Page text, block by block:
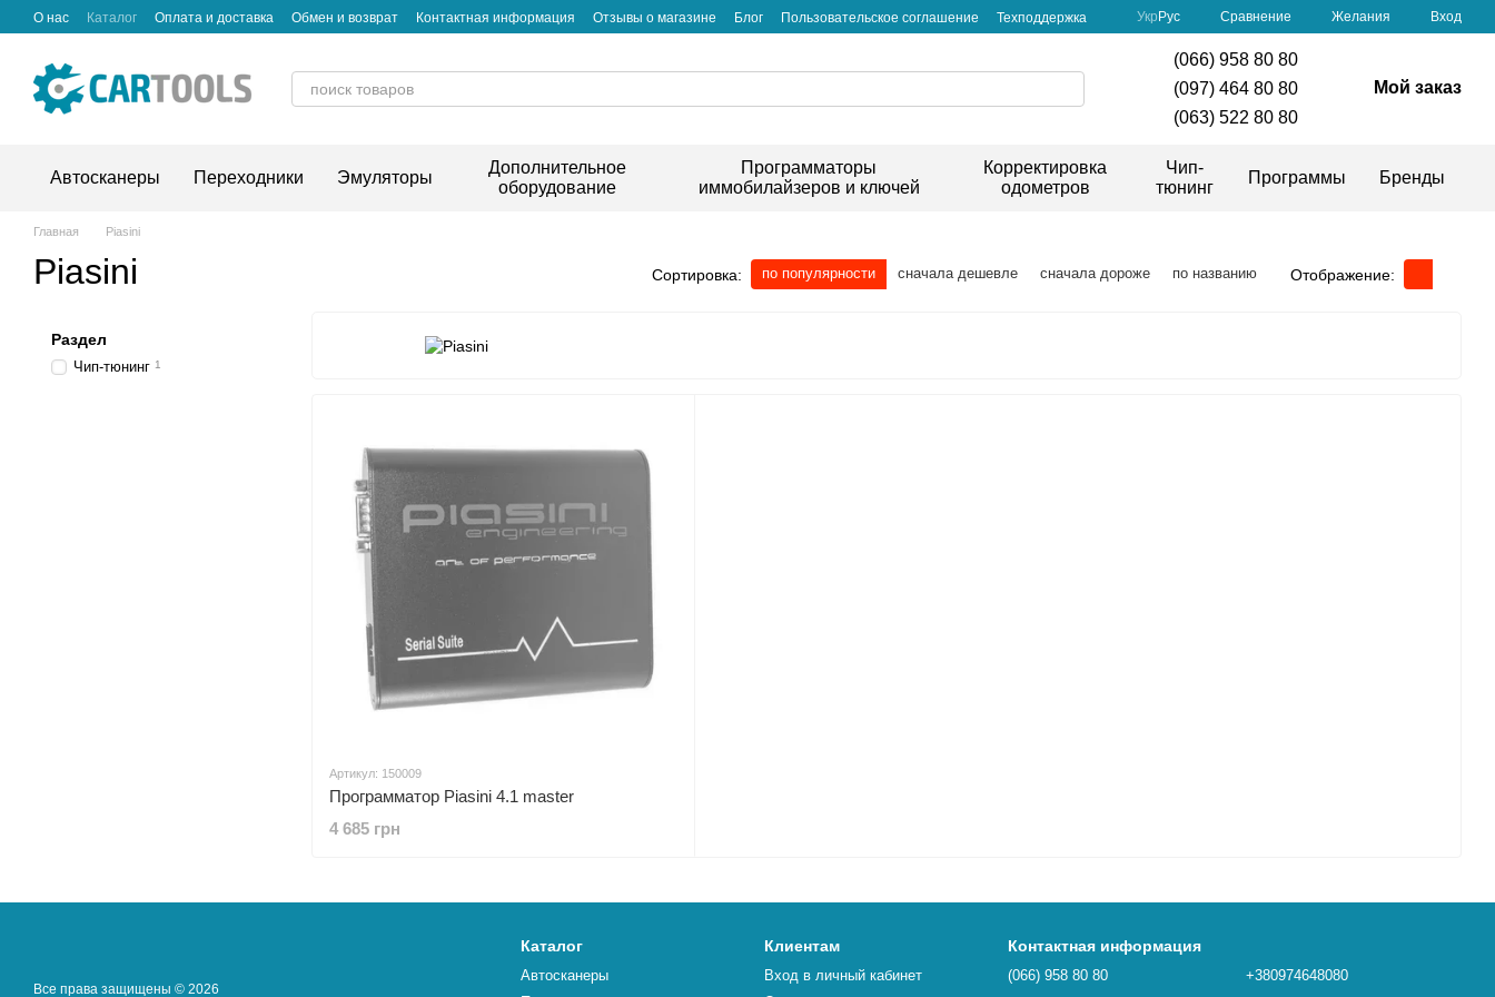
Перейти к основному контенту
О нас Каталог Оплата и доставка Обмен и возврат Контактная информация Отзывы о магазине Блог Пользовательское соглашение Техподдержка Укр Рус Сравнение Желания Вход
(066) 958 80 80
(097) 464 80 80
(063) 522 80 80
Мой заказ
Автосканеры Переходники Эмуляторы
Дополнительное
оборудование
Программаторы
иммобилайзеров и ключей
Корректировка
одометров
Чип-
тюнинг
Программы Бренды
Главная Piasini
Piasini Сортировка: по популярности сначала дешевле сначала дороже по названию Отображение:
Артикул: 150009
Программатор Piasini 4.1 master
4 685 грн
Раздел
Чип-тюнинг 1
Все права защищены © 2026
Каталог
Автосканеры
Клиентам
Вход в личный кабинет
Контактная информация
(066) 958 80 80 +380974648080